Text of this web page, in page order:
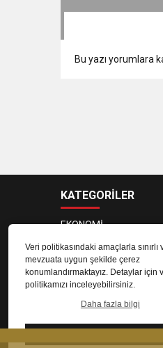
Veri politikasındaki amaçlarla sınırlı
mevzuata uygun şekilde çerez
konumlandırmaktayız. Detaylar için
politikamızı inceleyebilirsiniz.
Daha fazla bilgi
Bu yazı yorumlara
KATEGORİLER
EKONOMİ
PROGRAMCILAR
SAĞLIK
SPOR
© 2023Gaziantep